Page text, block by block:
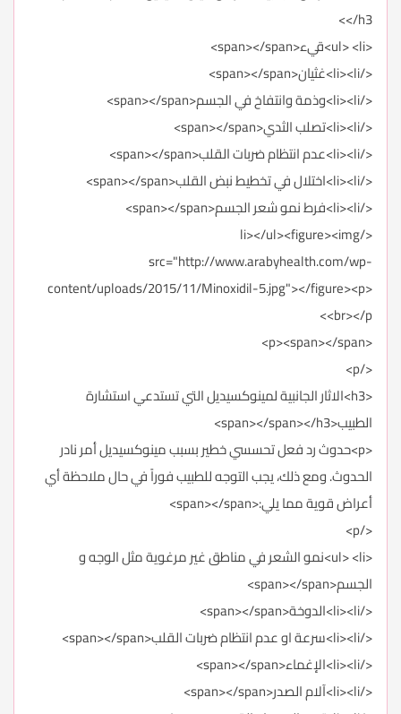
</h3>
<ul> <li>قيء<span></span>
</li><li>غثيان<span></span>
</li><li>وذمة وانتفاخ في الجسم<span></span>
</li><li>تصلب الثدي<span></span>
</li><li>عدم انتظام ضربات القلب<span></span>
</li><li>اختلال في تخطيط نبض القلب<span></span>
</li><li>فرط نمو شعر الجسم<span></span>
</li></ul><figure><img
src="http://www.arabyhealth.com/wp-
content/uploads/2015/11/Minoxidil-5.jpg"></figure><p>
<br></p>
<p><span></span>
</p>
<h3>الاثار الجانبية لمينوكسيديل التي تستدعي استشارة
الطبيب<span></span></h3>
<p>حدوث رد فعل تحسسي خطير بسبب مينوكسيديل أمر نادر
الحدوث. ومع ذلك، يجب التوجه للطبيب فوراً في حال ملاحظة أي
أعراض قوية مما يلي:<span></span>
</p>
<ul> <li>نمو الشعر في مناطق غير مرغوية مثل الوجه و
الجسم<span></span>
</li><li>الدوخة<span></span>
</li><li>سرعة او عدم انتظام ضربات القلب<span></span>
</li><li>الإغماء<span></span>
</li><li>آلام الصدر<span></span>